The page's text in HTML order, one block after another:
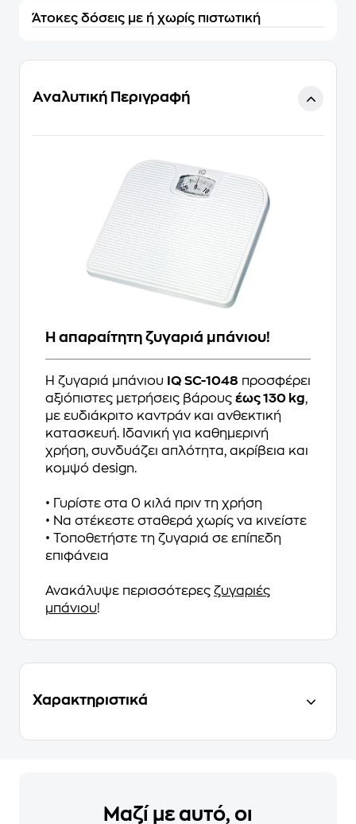
Άτοκες δόσεις με ή χωρίς πιστωτική
Αναλυτική Περιγραφή
Η απαραίτητη ζυγαριά μπάνιου!
Η ζυγαριά μπάνιου IQ SC-1048 προσφέρει
αξιόπιστες μετρήσεις βάρους έως 130 kg,
με ευδιάκριτο καντράν και ανθεκτική
κατασκευή. Ιδανική για καθημερινή
χρήση, συνδυάζει απλότητα, ακρίβεια και
κομψό design.
• Γυρίστε στα 0 κιλά πριν τη χρήση
• Να στέκεστε σταθερά χωρίς να κινείστε
• Τοποθετήστε τη ζυγαριά σε επίπεδη
επιφάνεια
Ανακάλυψε περισσότερες ζυγαριές
μπάνιου!
Χαρακτηριστικά
Μαζί με αυτό, οι